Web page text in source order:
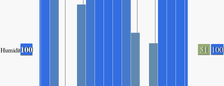
Humidity100 51 100